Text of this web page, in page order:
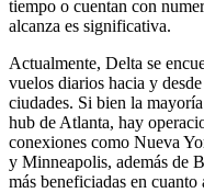
tiempo o cuentan con
alcanza es significativa.
Actualmente, Delta se
vuelos diarios hacia y
ciudades. Si bien la
hub de Atlanta, hay
conexiones como Nueva
y Minneapolis, además de
más beneficiadas en